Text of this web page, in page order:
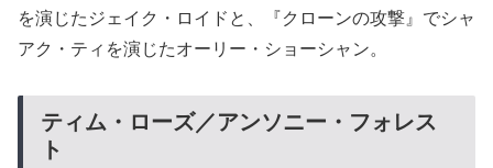
を演じたジェイク・ロイドと、『クローンの攻撃』でシャ
アク・ティを演じたオーリー・ショーシャン。
ティム・ローズ／アンソニー・フォレス
ト